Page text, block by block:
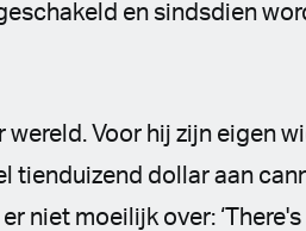
en sindsdien
Voor hij zijn eigen
tienduizend dollar aan
niet moeilijk over: